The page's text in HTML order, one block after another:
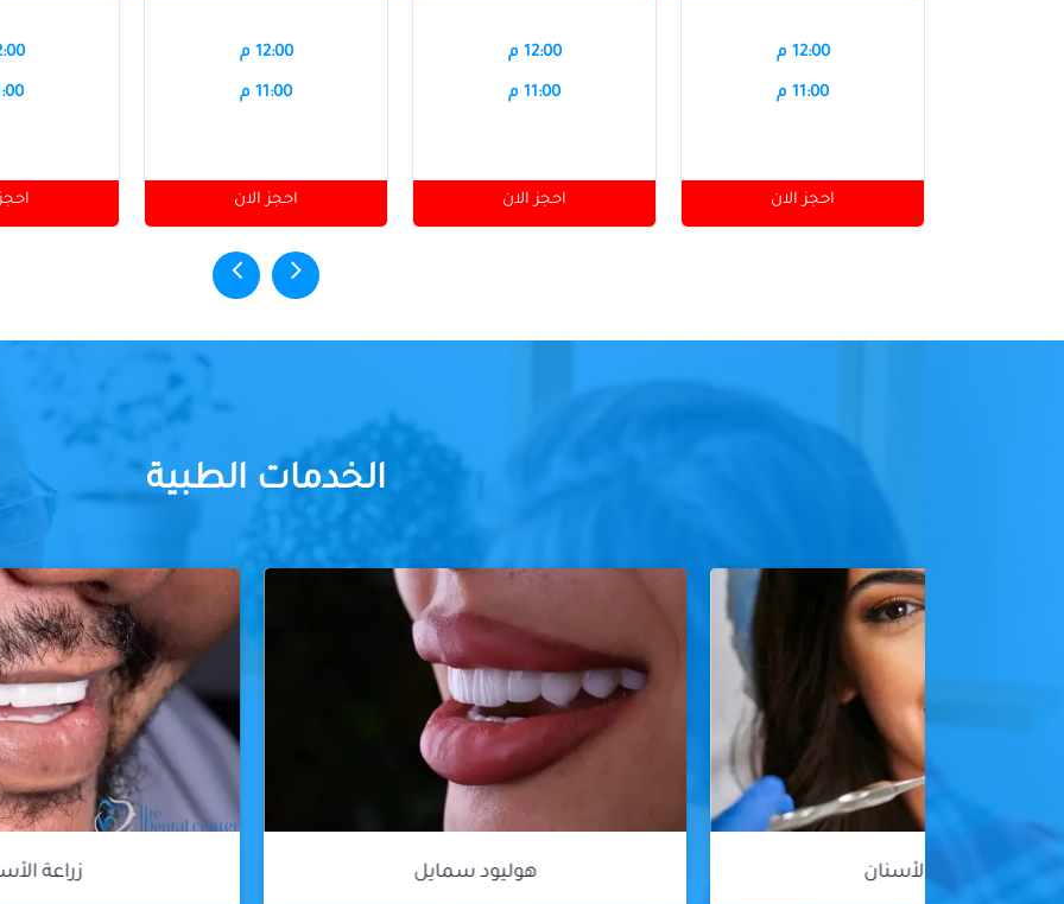
12:00 م
11:00 م
احجز الان
12:00 م
11:00 م
احجز الان
12:00 م
11:00 م
احجز الان
الخدمات الطبية